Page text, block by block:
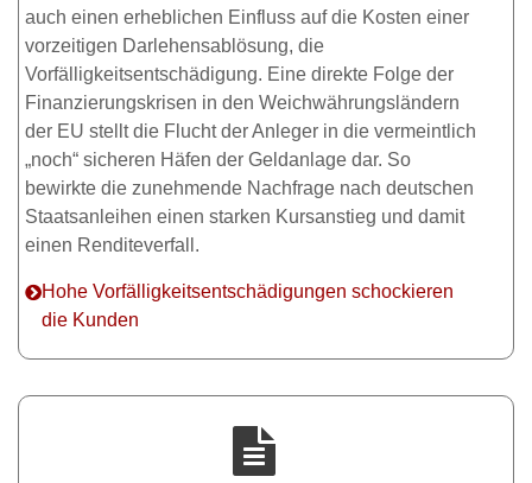
auch einen erheblichen Einfluss auf die Kosten einer
vorzeitigen Darlehensablösung, die
Vorfälligkeitsentschädigung. Eine direkte Folge der
Finanzierungskrisen in den Weichwährungsländern
der EU stellt die Flucht der Anleger in die vermeintlich
„noch“ sicheren Häfen der Geldanlage dar. So
bewirkte die zunehmende Nachfrage nach deutschen
Staatsanleihen einen starken Kursanstieg und damit
einen Renditeverfall.
Hohe Vorfälligkeitsentschädigungen schockieren
die Kunden